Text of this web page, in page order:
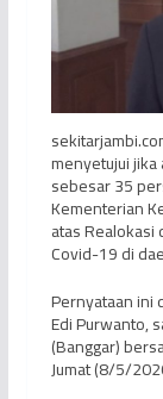
menyetujui
sebesar 35
Kementerian
atas Realokasi
Covid-19 di
Pernyataan ini
Edi Purwanto,
(Banggar)
Jumat (8/5/